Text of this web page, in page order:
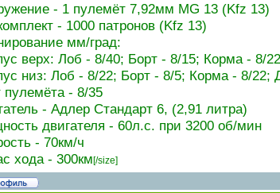
- 1 пулемёт 7,92мм MG 13 (Kfz 13)
- 1000 патронов (Kfz 13)
мм/град:
верх: Лоб - 8/40; Борт - 8/15; Корма - 8/
низ: Лоб - 8/22; Борт - 8/5; Корма - 8/22;
- 8/35
- Адлер Стандарт 6, (2,91 литра)
двигателя - 60л.с. при 3200 об/мин
- 70км/ч
хода - 300км[/size]